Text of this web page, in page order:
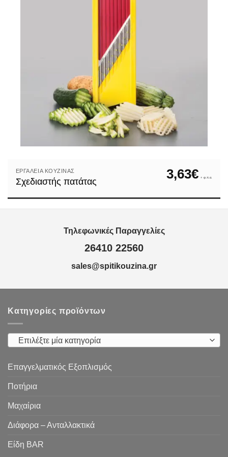
ΕΡΓΑΛΕΊΑ ΚΟΥΖΊΝΑΣ
Σχεδιαστής πατάτας 3,63€ + φ.π.α.
Τηλεφωνικές Παραγγελίες
26410 22560
sales@spitikouzina.gr
Κατηγορίες προϊόντων
Επιλέξτε μία κατηγορία
Επαγγελματικός Εξοπλισμός
Ποτήρια
Μαχαίρια
Διάφορα – Ανταλλακτικά
Είδη ΒAR